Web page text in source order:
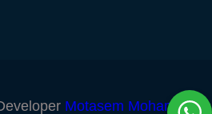
Motasem Mohamed